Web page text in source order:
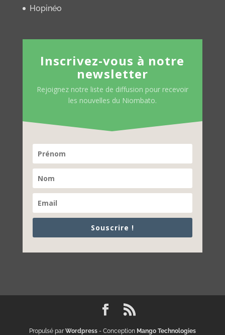
Hopinéo
Inscrivez-vous à notre
newsletter
Rejoignez notre liste de diffusion pour recevoir
les nouvelles du Niombato.
Souscrire !
Propulsé parWordpress- Conception Mango Technologies